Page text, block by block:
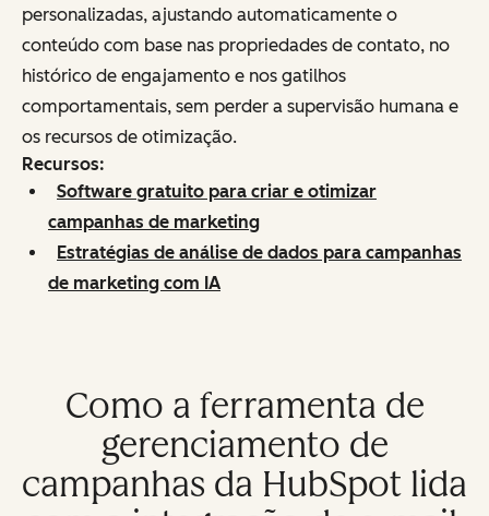
personalizadas, ajustando automaticamente o
conteúdo com base nas propriedades de contato, no
histórico de engajamento e nos gatilhos
comportamentais, sem perder a supervisão humana e
os recursos de otimização.
Recursos:
Software gratuito para criar e otimizar
campanhas de marketing
Estratégias de análise de dados para campanhas
de marketing com IA
Como a ferramenta de
gerenciamento de
campanhas da HubSpot lida